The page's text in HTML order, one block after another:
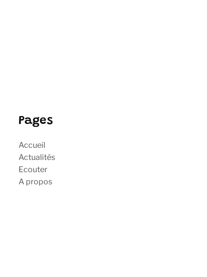
Pages
Accueil
Actualités
Ecouter
A propos